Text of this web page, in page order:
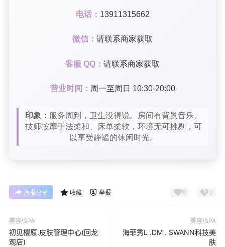
电话： 13911315662
微信： 请联系商家获取
客服 QQ： 请联系商家获取
营业时间： 周一至周日 10:30-20:00
印象： 服务周到，卫生没得说。房间有背景音乐、
技师按摩手法柔和、床单柔软，环境无可挑剔，可
以享受静谧的休闲时光。
海报分享 收藏 举报 0 0
美容/SPA
初见樱原.皮肤管理中心(回龙
观店)
美容/SPA
海菲秀L .DM . SWANN科技美
肤